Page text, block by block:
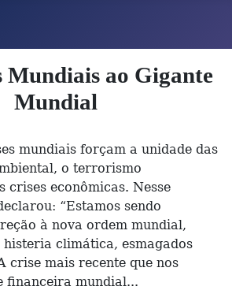
Mundiais ao Gigante
Mundial
mundiais forçam a unidade das
o terrorismo
crises econômicas. Nesse
“Estamos sendo
à nova ordem mundial,
climática, esmagados
crise mais recente que nos
financeira mundial...